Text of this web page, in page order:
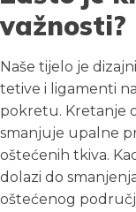
važnosti?
Naše tijelo je
tetive i ligamenti
pokretu. Kretanje
smanjuje upalne
oštećenih tkiva.
dolazi do
oštećenog